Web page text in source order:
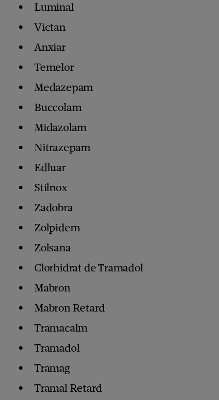
Luminal
Victan
Anxiar
Temelor
Medazepam
Buccolam
Midazolam
Nitrazepam
Edluar
Stilnox
Zadobra
Zolpidem
Zolsana
Clorhidrat de Tramadol
Mabron
Mabron Retard
Tramacalm
Tramadol
Tramag
Tramal Retard